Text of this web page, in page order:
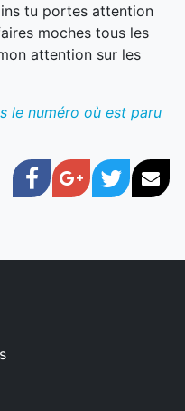
tu portes attention
moches tous les
attention sur les
le numéro où est paru
Facebook
Google+
Twitter